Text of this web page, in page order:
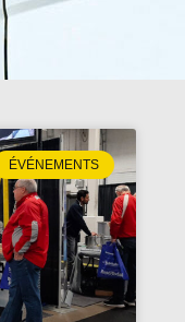
ÉVÉNEMENTS